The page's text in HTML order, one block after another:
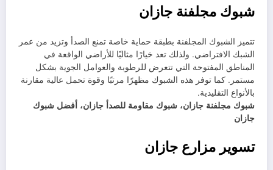
شبوك مجلفنة جازان
تتميز الشبوك المجلفنة بطبقة حماية خاصة تمنع الصدأ وتزيد من عمر
الشبك الافتراضي. ولذلك تعد خيارًا مثاليًا للأراضي الواقعة في
المناطق المفتوحة التي تتعرض للرطوبة والعوامل الجوية بشكل
مستمر. كما توفر هذه الشبوك مظهرًا مرتبًا وقوة تحمل عالية مقارنة
بالأنواع التقليدية.
شبوك مجلفنة جازان، شبوك مقاومة للصدأ جازان، أفضل شبوك
جازان
تسوير مزارع جازان